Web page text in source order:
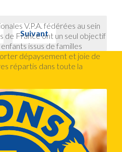
V.P.A. fédérées au sein
de France ont un seul objectif
issus de familles
dépaysement et joie de
répartis dans toute la
Suivant